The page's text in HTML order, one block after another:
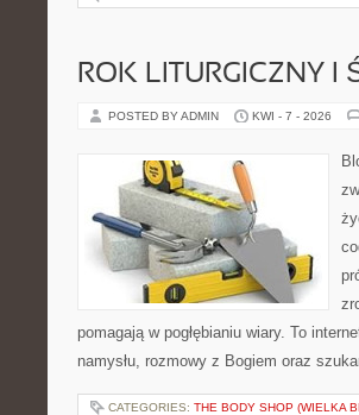
ROK LITURGICZNY I
POSTED BY ADMIN KWI - 7 - 2026
pomagają w pogłębianiu wiary. To
namysłu, rozmowy z Bogiem oraz
CATEGORIES: THE BODY SHOP (WIELKA